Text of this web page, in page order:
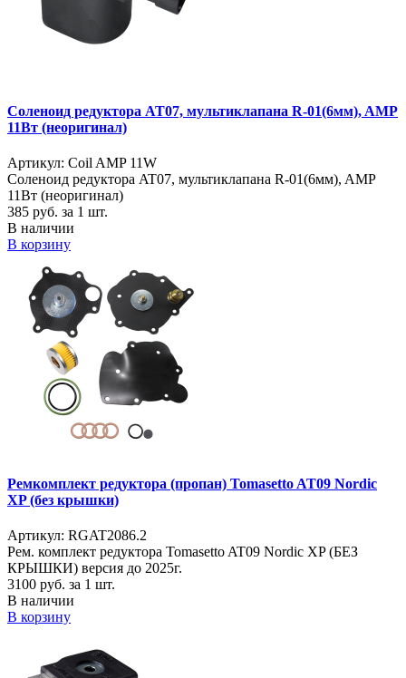
Соленоид редуктора AT07, мультиклапана R-01(6мм), AMP
11Вт (неоригинал)
Артикул: Coil AMP 11W
Соленоид редуктора AT07, мультиклапана R-01(6мм), AMP
11Вт (неоригинал)
385 руб. за 1 шт.
В наличии
В корзину
Ремкомплект редуктора (пропан) Tomasetto AT09 Nordic
XP (без крышки)
Артикул: RGAT2086.2
Рем. комплект редуктора Tomasetto AT09 Nordic XP (БЕЗ
КРЫШКИ) версия до 2025г.
3100 руб. за 1 шт.
В наличии
В корзину